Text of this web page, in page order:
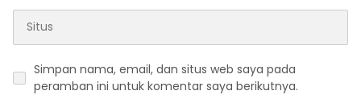
Simpan nama, email, dan situs web saya pada
peramban ini untuk komentar saya berikutnya.